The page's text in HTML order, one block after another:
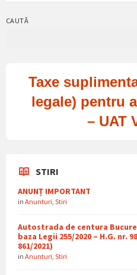
CAUTĂ
Taxe
legale) pentru
– UAT
STIRI
ANUNȚ IMPORTANT
in Anunturi Stiri
Autostrada de centura
baza Legii 255/2020 – H.G. nr.
861/2021)
in Anunturi Stiri